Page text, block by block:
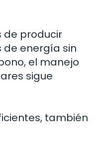
de producir
energía sin
el manejo
sigue
también